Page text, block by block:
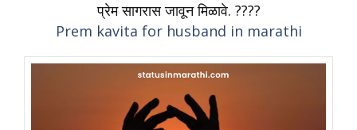
प्रेम सागरास जावून मिळावे. ????
Prem kavita for husband in marathi